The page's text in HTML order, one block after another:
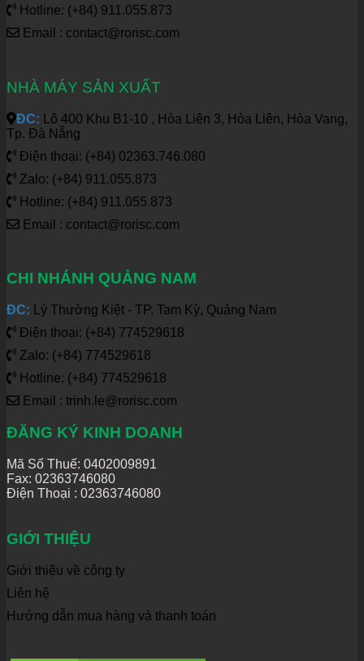
Hotline: (+84) 911.055.873
Email : contact@rorisc.com
NHÀ MÁY SẢN XUẤT
ĐC: Lô 400 Khu B1-10 , Hòa Liên 3, Hòa Liên, Hòa Vang,
Tp. Đà Nẵng
Điện thoại: (+84) 02363.746.080
Zalo: (+84) 911.055.873
Hotline: (+84) 911.055.873
Email : contact@rorisc.com
CHI NHÁNH QUẢNG NAM
ĐC: Lý Thường Kiệt - TP. Tam Kỳ, Quảng Nam
Điện thoại: (+84) 774529618
Zalo: (+84) 774529618
Hotline: (+84) 774529618
Email : trinh.le@rorisc.com
ĐĂNG KÝ KINH DOANH
Mã Số Thuế: 0402009891
Fax: 02363746080
Điện Thoại : 02363746080
GIỚI THIỆU
Giới thiệu về công ty
Liên hệ
Hướng dẫn mua hàng và thanh toán